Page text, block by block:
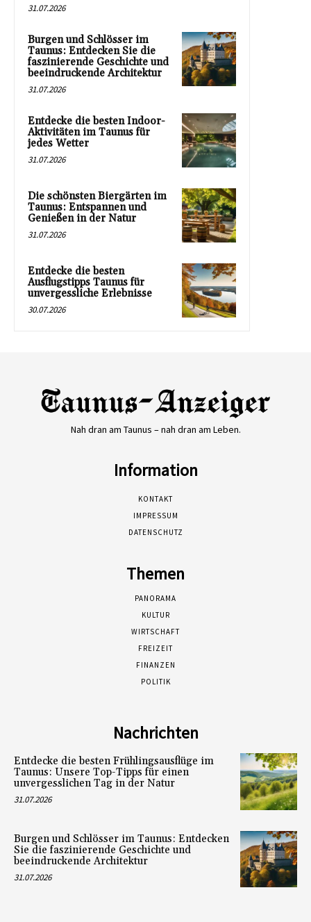
31.07.2026
Burgen und Schlösser im
Taunus: Entdecken Sie die
faszinierende Geschichte und
beeindruckende Architektur
31.07.2026
Entdecke die besten Indoor-
Aktivitäten im Taunus für
jedes Wetter
31.07.2026
Die schönsten Biergärten im
Taunus: Entspannen und
Genießen in der Natur
31.07.2026
Entdecke die besten
Ausflugstipps Taunus für
unvergessliche Erlebnisse
30.07.2026
Nah dran am Taunus – nah dran am Leben.
Information
KONTAKT
IMPRESSUM
DATENSCHUTZ
Themen
PANORAMA
KULTUR
WIRTSCHAFT
FREIZEIT
FINANZEN
POLITIK
Nachrichten
Entdecke die besten Frühlingsausflüge im
Taunus: Unsere Top-Tipps für einen
unvergesslichen Tag in der Natur
31.07.2026
Burgen und Schlösser im Taunus: Entdecken
Sie die faszinierende Geschichte und
beeindruckende Architektur
31.07.2026